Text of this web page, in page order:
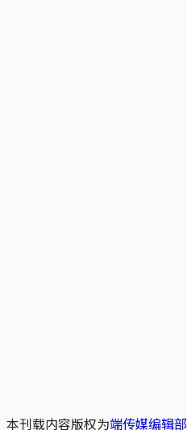
本刊载内容版权为端传媒编辑部